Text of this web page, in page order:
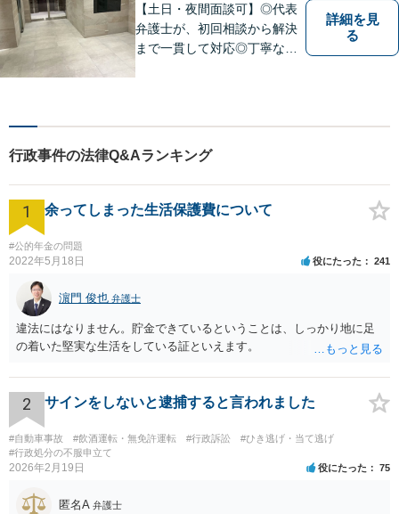
【土日・夜間面談可】◎代表
弁護士が、初回相談から解決
まで一貫して対応◎丁寧な対
を目指します【相続問題】遺
産分割調停や審判もお任せく
ださい【東別院駅】
詳細を見
る
行政事件の法律Q&Aランキング
1 余ってしまった生活保護費について
#公的年金の問題
2022年5月18日 役にたった 241
濵門 俊也 弁護士
違法にはなりません。貯金できているということは、しっかり地に足
の着いた堅実な生活をしている証といえます。
2 サインをしないと逮捕すると言われました
#自動車事故 #飲酒運転・無免許運転 #行政訴訟
#ひき逃げ・当て逃げ
#行政処分の不服申立て
2026年2月19日 役にたった 75
匿名A 弁護士